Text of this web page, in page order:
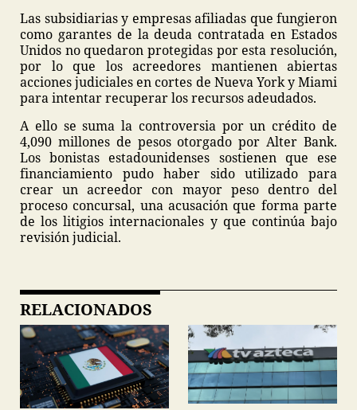
Las subsidiarias y empresas afiliadas que fungieron
como garantes de la deuda contratada en Estados
Unidos no quedaron protegidas por esta resolución,
por lo que los acreedores mantienen abiertas
acciones judiciales en cortes de Nueva York y Miami
para intentar recuperar los recursos adeudados.
A ello se suma la controversia por un crédito de
4,090 millones de pesos otorgado por Alter Bank.
Los bonistas estadounidenses sostienen que ese
financiamiento pudo haber sido utilizado para
crear un acreedor con mayor peso dentro del
proceso concursal, una acusación que forma parte
de los litigios internacionales y que continúa bajo
revisión judicial.
RELACIONADOS